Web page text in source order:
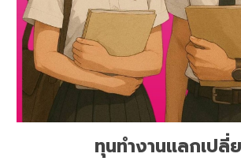
ทุนทำงานแลกเปลี่